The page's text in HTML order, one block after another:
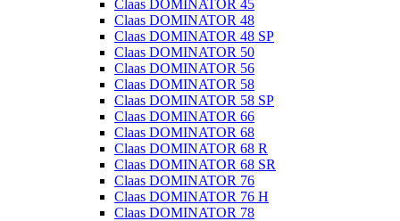
Claas DOMINATOR 45
Claas DOMINATOR 48
Claas DOMINATOR 48 SP
Claas DOMINATOR 50
Claas DOMINATOR 56
Claas DOMINATOR 58
Claas DOMINATOR 58 SP
Claas DOMINATOR 66
Claas DOMINATOR 68
Claas DOMINATOR 68 R
Claas DOMINATOR 68 SR
Claas DOMINATOR 76
Claas DOMINATOR 76 H
Claas DOMINATOR 78